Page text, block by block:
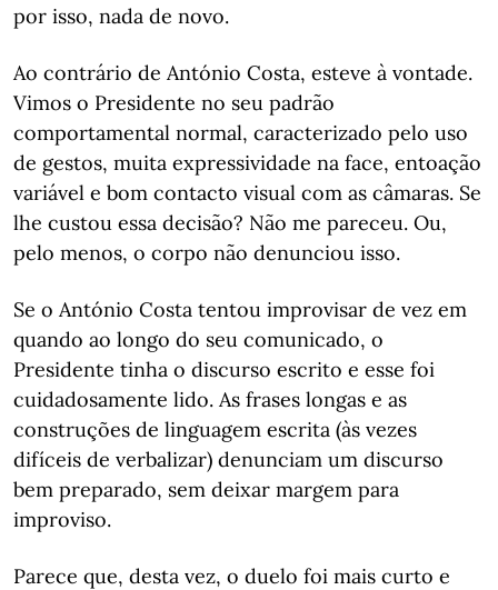
por isso, nada de novo.
Ao contrário de António Costa, esteve à vontade.
Vimos o Presidente no seu padrão
comportamental normal, caracterizado pelo uso
de gestos, muita expressividade na face, entoação
variável e bom contacto visual com as câmaras. Se
lhe custou essa decisão? Não me pareceu. Ou,
pelo menos, o corpo não denunciou isso.
Se o António Costa tentou improvisar de vez em
quando ao longo do seu comunicado, o
Presidente tinha o discurso escrito e esse foi
cuidadosamente lido. As frases longas e as
construções de linguagem escrita (às vezes
difíceis de verbalizar) denunciam um discurso
bem preparado, sem deixar margem para
improviso.
Parece que, desta vez, o duelo foi mais curto e